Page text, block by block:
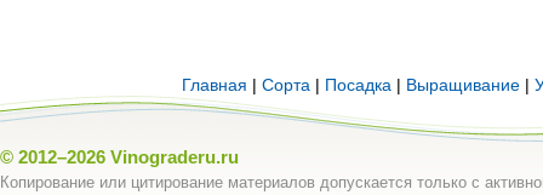
Главная | Сорта | Посадка | Выращивание |
© 2012–2026 Vinograderu.ru
Копирование или цитирование материалов допускается только с